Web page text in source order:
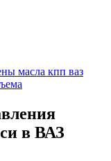
масла кпп ваз
в ВАЗ